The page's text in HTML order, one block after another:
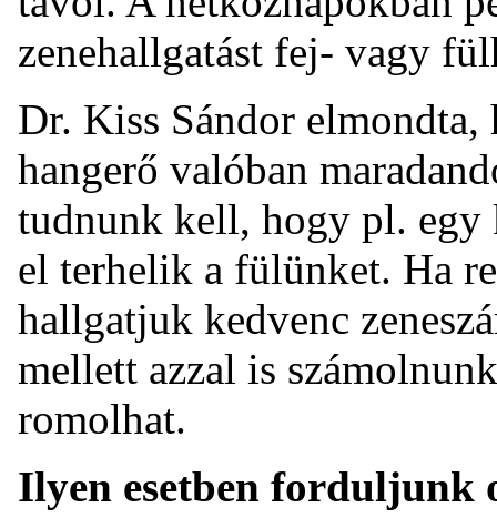
zenehallgatást fej- vagy
Dr. Kiss Sándor
hangerő valóban
tudnunk kell, hogy pl. egy
el terhelik a fülünket. Ha
hallgatjuk kedvenc
mellett azzal is
romolhat.
Ilyen esetben forduljunk